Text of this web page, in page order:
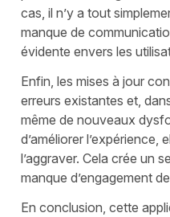
cas, il n’y a tout
manque de
évidente envers les
Enfin, les mises à jour
erreurs existantes et,
même de nouveaux
d’améliorer l’expérience,
l’aggraver. Cela crée un
manque d’engagement
En conclusion, cette